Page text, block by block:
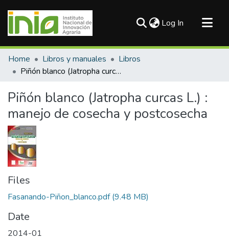
Log In (current)
Communities & Collections
All of DSpace
Home Libros y manuales
Libros
Piñón blanco (Jatropha curcas L.) : manejo de cosecha y postcosecha
Piñón blanco (Jatropha curcas L.) :
manejo de cosecha y postcosecha
Files
Fasanando-Piñon_blanco.pdf(9.48 MB)
Date
2014-01